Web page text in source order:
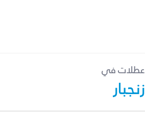
عطلات في
زنجبار